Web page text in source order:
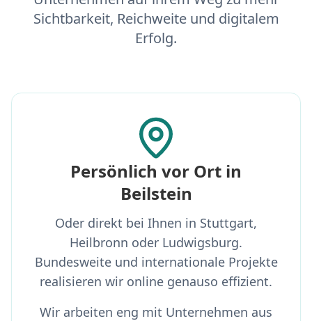
Sichtbarkeit, Reichweite und digitalem
Erfolg.
Persönlich vor Ort in
Beilstein
Oder direkt bei Ihnen in Stuttgart,
Heilbronn oder Ludwigsburg.
Bundesweite und internationale Projekte
realisieren wir online genauso effizient.
Wir arbeiten eng mit Unternehmen aus